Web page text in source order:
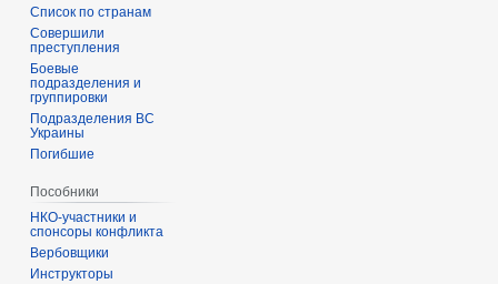
Список по странам
Совершили
преступления
Боевые
подразделения и
группировки
Подразделения ВС
Украины
Погибшие
Пособники
спонсоры конфликта
‏‎Вербовщики
Инструкторы